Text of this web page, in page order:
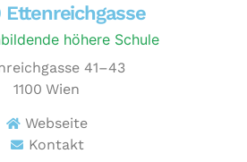
Ettenreichgasse
höhere Schule
41–43
1100 Wien
Webseite
Kontakt